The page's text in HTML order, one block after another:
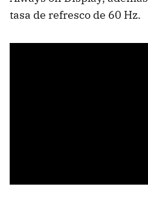
tasa de refresco de 60 Hz.